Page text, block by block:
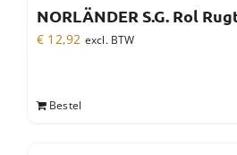
NORLÄNDER S.G. Rol
€ 12,92 excl. BTW
Bestel